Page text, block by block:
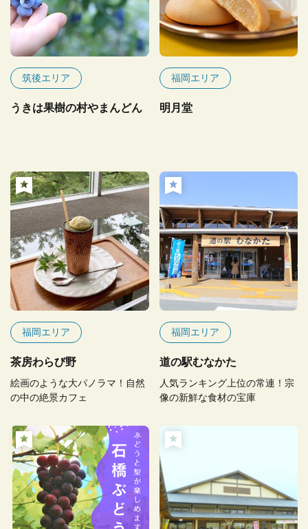
筑後エリア
うきは果樹の村やまんどん
福岡エリア
明月堂
福岡エリア
茶房わらび野
絵画のような大パノラマ！自然
の中の絶景カフェ
福岡エリア
道の駅むなかた
人気ランキング上位の常連！宗
像の新鮮な食材の宝庫